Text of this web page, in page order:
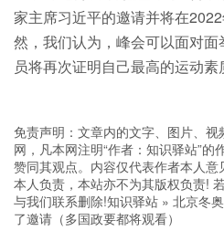
家主席习近平的邀请并将在
然，我们认为，峰会可以面对
员将再次证明自己最高的运动素
免责声明：文章内的文字、图片、
网，凡本网注明“作者：知识驿站”
赞同其观点。内容仅代表作者本人
本人负责，本站亦不为其版权负责!
与我们联系删除!知识驿站 » 北京冬
了邀请（多国政要都将观看）